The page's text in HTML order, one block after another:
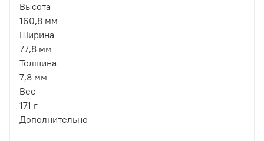
Высота
160,8 мм
Ширина
77,8 мм
Толщина
7,8 мм
Вес
171 г
Дополнительно